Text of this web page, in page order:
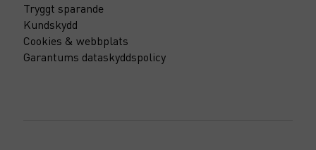
Tryggt sparande
Kundskydd
Cookies & webbplats
Garantums dataskyddspolicy